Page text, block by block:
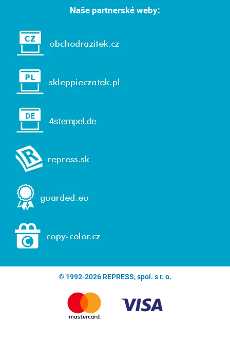
Naše partnerské weby:
© 1992-2026 REPRESS, spol. s r. o.